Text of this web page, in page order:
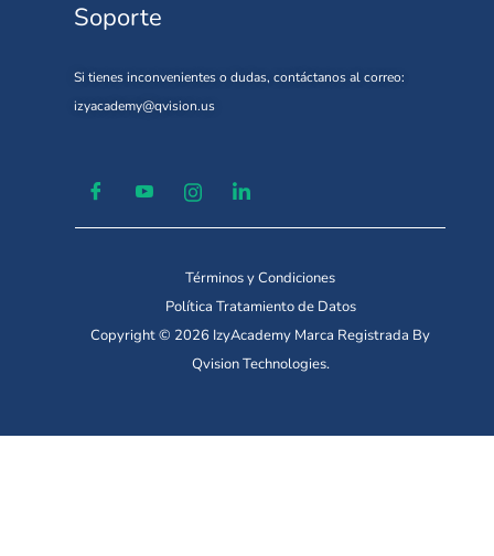
Soporte
Si tienes inconvenientes o dudas, contáctanos al correo:
izyacademy@qvision.us
Términos y Condiciones
Política Tratamiento de Datos
Copyright © 2026 IzyAcademy Marca Registrada By
Qvision Technologies.